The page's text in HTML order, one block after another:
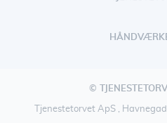
©
Tjenestetorvet ApS ,